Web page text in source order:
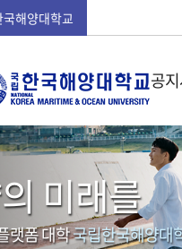
해양대학교
공
미래를
랫폼 대학국립한국해양대